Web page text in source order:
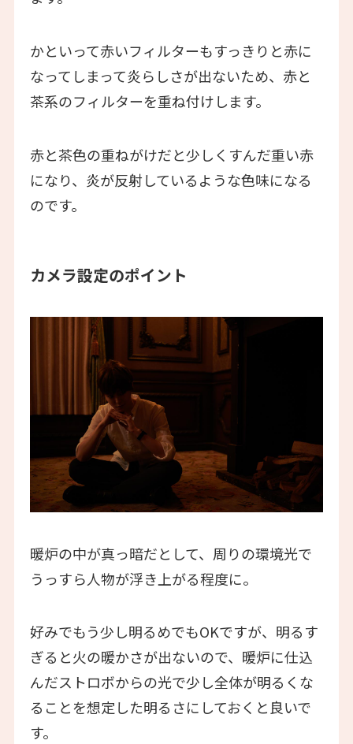
かといって赤いフィルターもすっきりと赤に
なってしまって炎らしさが出ないため、赤と
茶系のフィルターを重ね付けします。
赤と茶色の重ねがけだと少しくすんだ重い赤
になり、炎が反射しているような色味になる
のです。
カメラ設定のポイント
暖炉の中が真っ暗だとして、周りの環境光で
うっすら人物が浮き上がる程度に。
好みでもう少し明るめでもOKですが、明るす
ぎると火の暖かさが出ないので、暖炉に仕込
んだストロボからの光で少し全体が明るくな
ることを想定した明るさにしておくと良いで
す。